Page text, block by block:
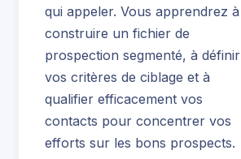
qui appeler. Vous apprendrez à
construire un fichier de
prospection segmenté, à définir
vos critères de ciblage et à
qualifier efficacement vos
contacts pour concentrer vos
efforts sur les bons prospects.